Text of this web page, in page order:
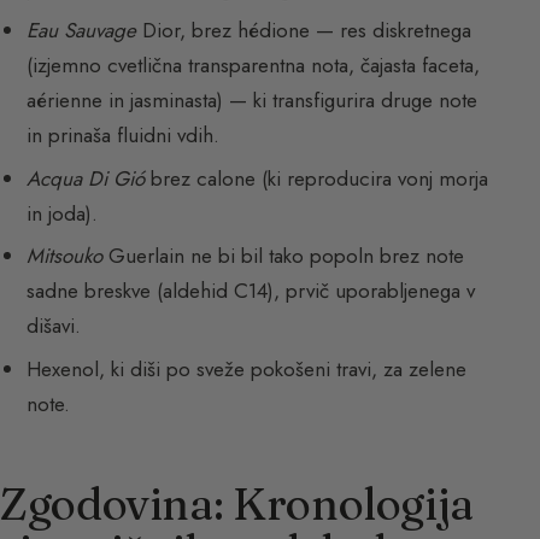
Eau SauvageDior, brez hédione — res diskretnega
(izjemno cvetlična transparentna nota, čajasta faceta,
aérienne in jasminasta) — ki transfigurira druge note
in prinaša fluidni vdih.
Acqua Di Gióbrez calone (ki reproducira vonj morja
in joda).
MitsoukoGuerlain ne bi bil tako popoln brez note
sadne breskve (aldehid C14), prvič uporabljenega v
dišavi.
Hexenol, ki diši po sveže pokošeni travi, za zelene
note.
Zgodovina: Kronologija